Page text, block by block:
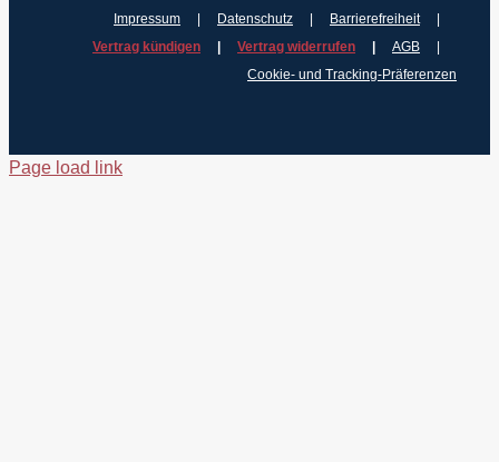
Impressum Datenschutz
Barrierefreiheit
Vertrag kündigen
Vertrag widerrufen
AGB
Cookie- und Tracking-Präferenzen
Page load link